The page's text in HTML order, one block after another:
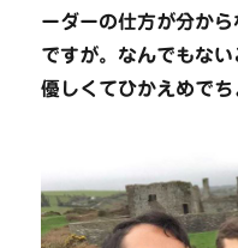
ーダーの仕方が分か
ですが。なんでもな
優しくてひかえめでち